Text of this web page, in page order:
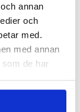
annan
och
med.
med annan
de har